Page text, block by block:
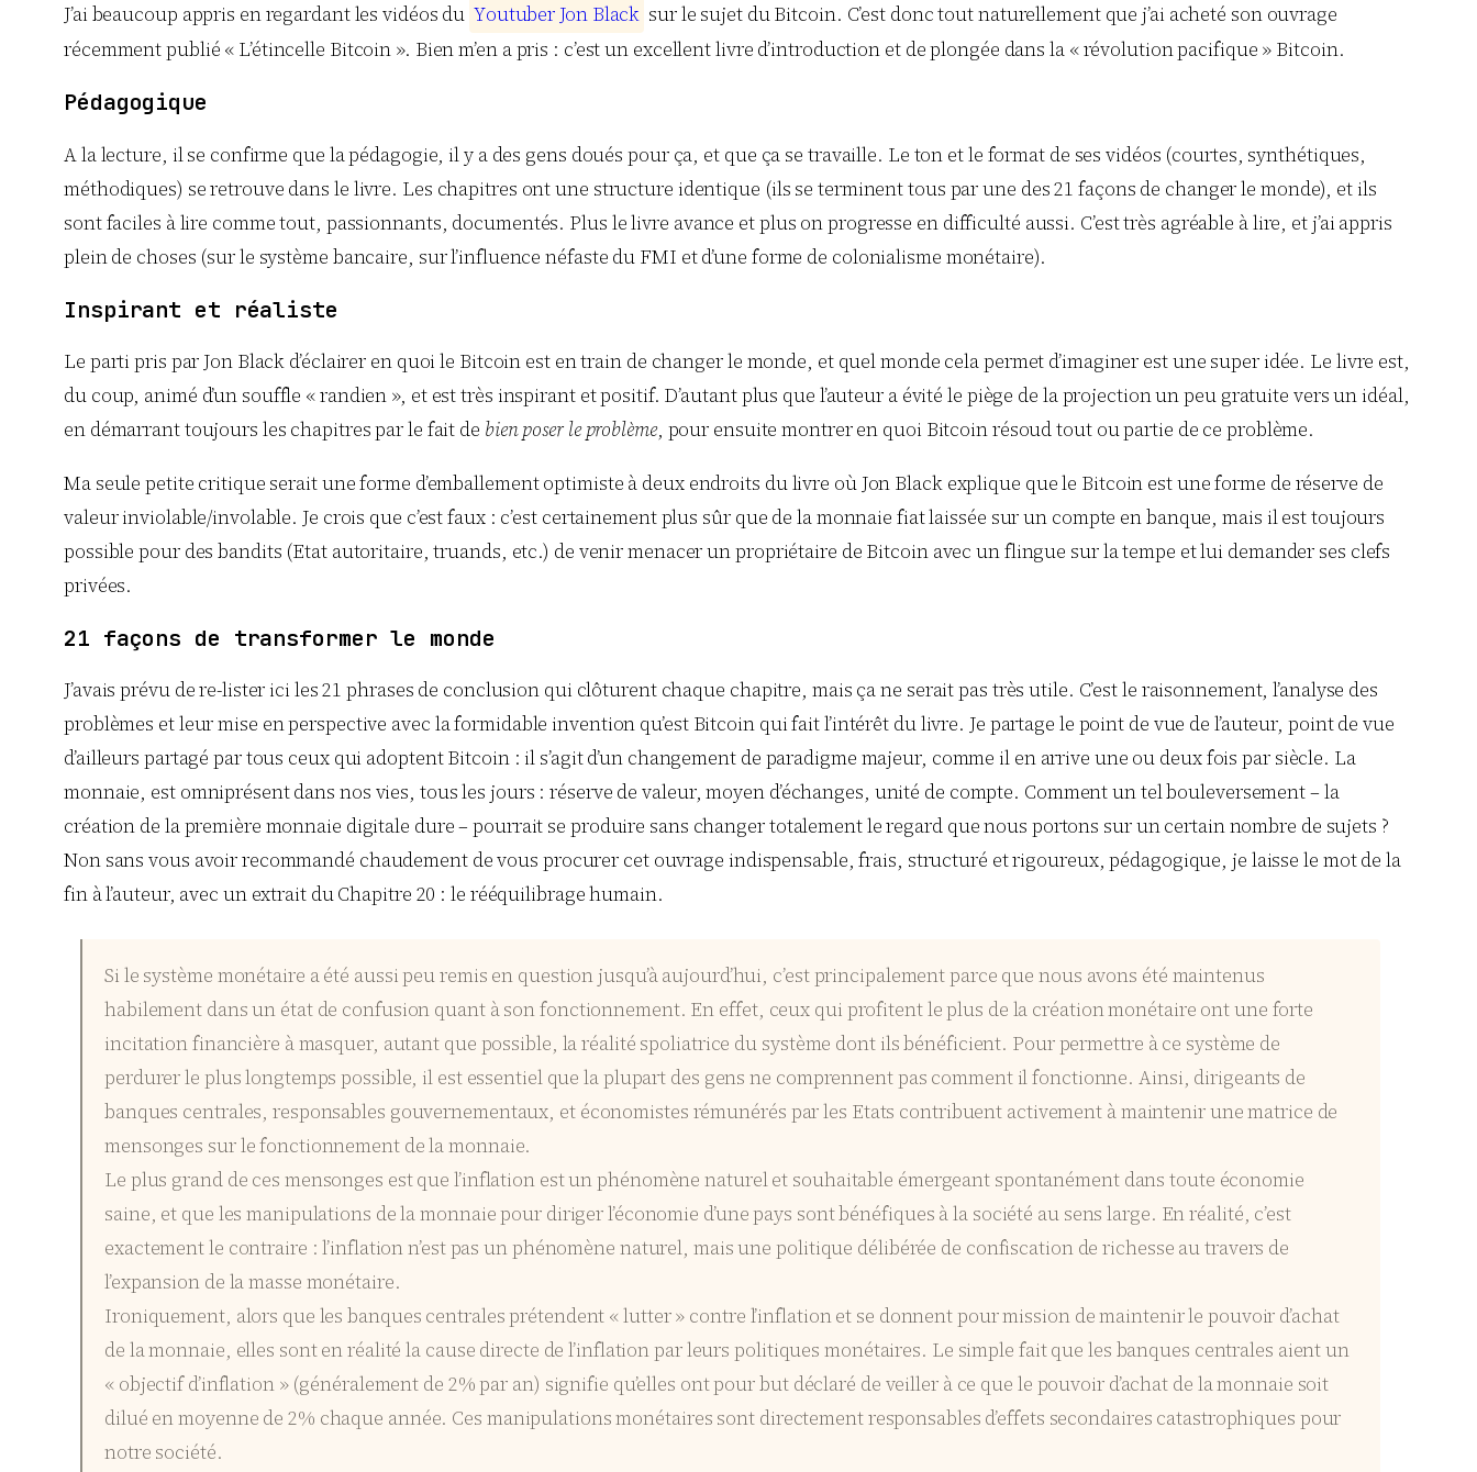
J’ai beaucoup appris en regardant les vidéos du Youtuber Jon Black sur le sujet du Bitcoin. C’est donc tout naturellement que j’ai acheté son ouvrage
récemment publié « L’étincelle Bitcoin ». Bien m’en a pris : c’est un excellent livre d’introduction et de plongée dans la « révolution pacifique » Bitcoin.
Pédagogique
A la lecture, il se confirme que la pédagogie, il y a des gens doués pour ça, et que ça se travaille. Le ton et le format de ses vidéos (courtes, synthétiques,
méthodiques) se retrouve dans le livre. Les chapitres ont une structure identique (ils se terminent tous par une des 21 façons de changer le monde), et ils
sont faciles à lire comme tout, passionnants, documentés. Plus le livre avance et plus on progresse en difficulté aussi. C’est très agréable à lire, et j’ai appris
plein de choses (sur le système bancaire, sur l’influence néfaste du FMI et d’une forme de colonialisme monétaire).
Inspirant et réaliste
Le parti pris par Jon Black d’éclairer en quoi le Bitcoin est en train de changer le monde, et quel monde cela permet d’imaginer est une super idée. Le livre est,
du coup, animé d’un souffle « randien », et est très inspirant et positif. D’autant plus que l’auteur a évité le piège de la projection un peu gratuite vers un idéal,
en démarrant toujours les chapitres par le fait de bien poser le problème, pour ensuite montrer en quoi Bitcoin résoud tout ou partie de ce problème.
Ma seule petite critique serait une forme d’emballement optimiste à deux endroits du livre où Jon Black explique que le Bitcoin est une forme de réserve de
valeur inviolable/involable. Je crois que c’est faux : c’est certainement plus sûr que de la monnaie fiat laissée sur un compte en banque, mais il est toujours
possible pour des bandits (Etat autoritaire, truands, etc.) de venir menacer un propriétaire de Bitcoin avec un flingue sur la tempe et lui demander ses clefs
privées.
21 façons de transformer le monde
J’avais prévu de re-lister ici les 21 phrases de conclusion qui clôturent chaque chapitre, mais ça ne serait pas très utile. C’est le raisonnement, l’analyse des
problèmes et leur mise en perspective avec la formidable invention qu’est Bitcoin qui fait l’intérêt du livre. Je partage le point de vue de l’auteur, point de vue
d’ailleurs partagé par tous ceux qui adoptent Bitcoin : il s’agit d’un changement de paradigme majeur, comme il en arrive une ou deux fois par siècle. La
monnaie, est omniprésent dans nos vies, tous les jours : réserve de valeur, moyen d’échanges, unité de compte. Comment un tel bouleversement – la
création de la première monnaie digitale dure – pourrait se produire sans changer totalement le regard que nous portons sur un certain nombre de sujets ?
Non sans vous avoir recommandé chaudement de vous procurer cet ouvrage indispensable, frais, structuré et rigoureux, pédagogique, je laisse le mot de la
fin à l’auteur, avec un extrait du Chapitre 20 : le rééquilibrage humain.
Si le système monétaire a été aussi peu remis en question jusqu’à aujourd’hui, c’est principalement parce que nous avons été maintenus
habilement dans un état de confusion quant à son fonctionnement. En effet, ceux qui profitent le plus de la création monétaire ont une forte
incitation financière à masquer, autant que possible, la réalité spoliatrice du système dont ils bénéficient. Pour permettre à ce système de
perdurer le plus longtemps possible, il est essentiel que la plupart des gens ne comprennent pas comment il fonctionne. Ainsi, dirigeants de
banques centrales, responsables gouvernementaux, et économistes rémunérés par les Etats contribuent activement à maintenir une matrice de
mensonges sur le fonctionnement de la monnaie.
Le plus grand de ces mensonges est que l’inflation est un phénomène naturel et souhaitable émergeant spontanément dans toute économie
saine, et que les manipulations de la monnaie pour diriger l’économie d’une pays sont bénéfiques à la société au sens large. En réalité, c’est
exactement le contraire : l’inflation n’est pas un phénomène naturel, mais une politique délibérée de confiscation de richesse au travers de
l’expansion de la masse monétaire.
Ironiquement, alors que les banques centrales prétendent « lutter » contre l’inflation et se donnent pour mission de maintenir le pouvoir d’achat
de la monnaie, elles sont en réalité la cause directe de l’inflation par leurs politiques monétaires. Le simple fait que les banques centrales aient un
« objectif d’inflation » (généralement de 2% par an) signifie qu’elles ont pour but déclaré de veiller à ce que le pouvoir d’achat de la monnaie soit
dilué en moyenne de 2% chaque année. Ces manipulations monétaires sont directement responsables d’effets secondaires catastrophiques pour
notre société.